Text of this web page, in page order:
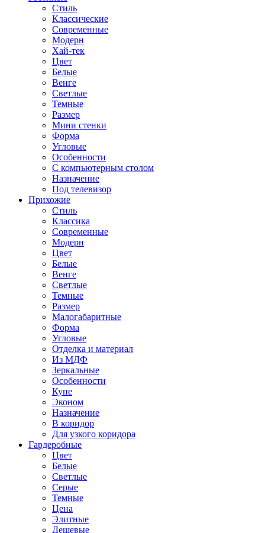
Стиль
Классические
Современные
Модерн
Хай-тек
Цвет
Белые
Венге
Светлые
Темные
Размер
Мини стенки
Форма
Угловые
Особенности
С компьютерным столом
Назначение
Под телевизор
Прихожие
Стиль
Классика
Современные
Модерн
Цвет
Белые
Венге
Светлые
Темные
Размер
Малогабаритные
Форма
Угловые
Отделка и материал
Из МДФ
Зеркальные
Особенности
Купе
Эконом
Назначение
В коридор
Для узкого коридора
Гардеробные
Цвет
Белые
Светлые
Серые
Темные
Цена
Элитные
Дешевые